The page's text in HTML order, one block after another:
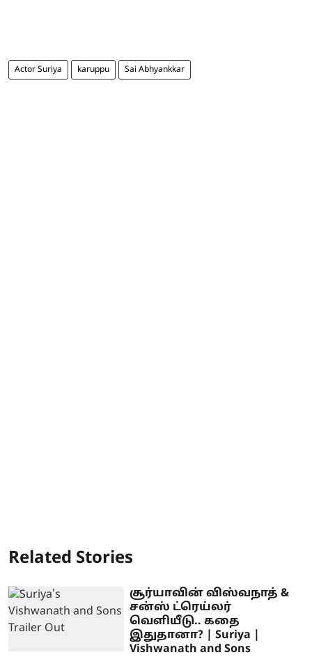
Actor Suriya karuppu Sai Abhyankkar
Related Stories
சூர்யாவின் விஸ்வநாத் &
சன்ஸ் ட்ரெய்லர்
வெளியீடு.. கதை
இதுதானா? | Suriya |
Vishwanath and Sons